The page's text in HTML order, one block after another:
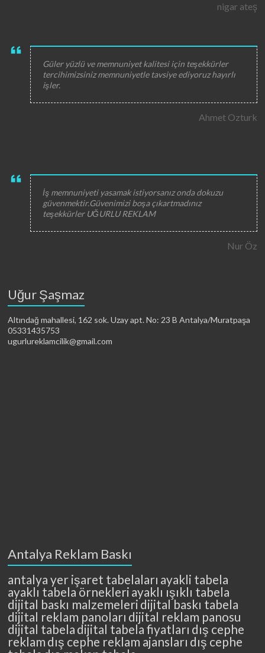
nigar ateş
Güler yüzlü ve memnuniyet kalitesi için teşekkürler
tercihimizsiniz memnuniyetle tavsiye ediyoruz hayırlı
işler.
Ahmet Ozturk
İş memnuniyeti yasamak istiyorsanız onda dokuzu
güvenmektir.Güvenimizi boşa çıkartmadınız
teşekkürler UĞURLU REKLAM
Nur Öz
Uğur Şaşmaz
Altındağ mahallesi, 162 sok. Uzay apt. No: 23 B Antalya/Muratpaşa
05331435753
ugurlureklamcilik@gmail.com
Antalya Reklam Baskı
antalya yer işaret tabelaları ayakli tabela
ayaklı tabela örnekleri ayaklı ışıklı tabela
dijital baskı malzemeleridijital baskı tabela
dijital reklam panoları dijital reklam panosu
dijital tabela dijital tabela fiyatları dış cephe
reklam dış cephe reklam ajansları dış cephe